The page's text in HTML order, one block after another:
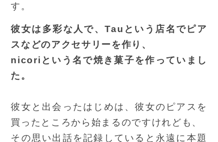
す。
彼女は多彩な人で、Tauという店名でピア
スなどのアクセサリーを作り、
nicoriという名で焼き菓子を作っていまし
た。
彼女と出会ったはじめは、彼女のピアスを
買ったところから始まるのですけれども、
その思い出話を記録していると永遠に本題